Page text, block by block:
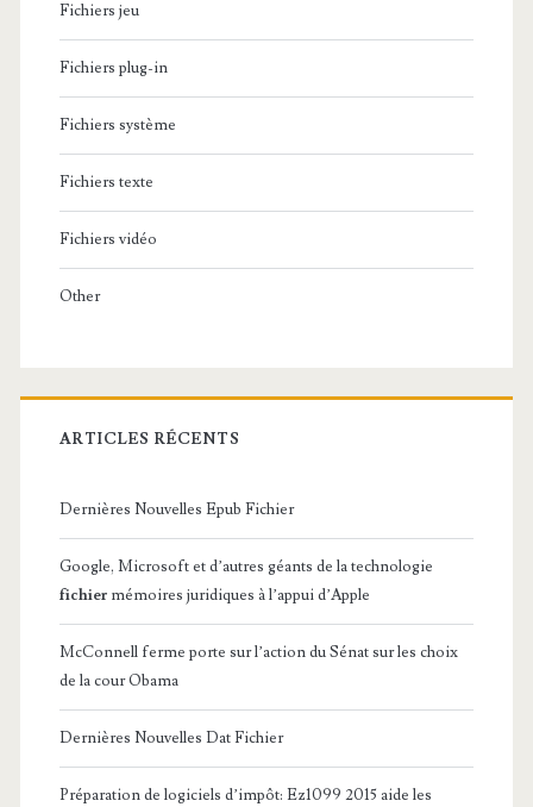
Fichiers jeu
Fichiers plug-in
Fichiers système
Fichiers texte
Fichiers vidéo
Other
ARTICLES RÉCENTS
Dernières Nouvelles Epub Fichier
Google, Microsoft et d’autres géants de la technologie
fichier mémoires juridiques à l’appui d’Apple
McConnell ferme porte sur l’action du Sénat sur les choix
de la cour Obama
Dernières Nouvelles Dat Fichier
Préparation de logiciels d’impôt: Ez1099 2015 aide les